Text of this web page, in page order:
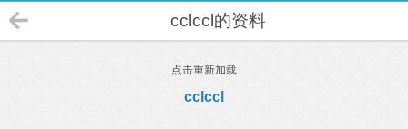
cclccl的资料
点击重新加载
cclccl